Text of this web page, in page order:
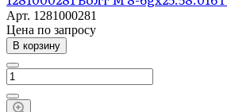
Арт. 1281000281
Цена по запросу
В корзину